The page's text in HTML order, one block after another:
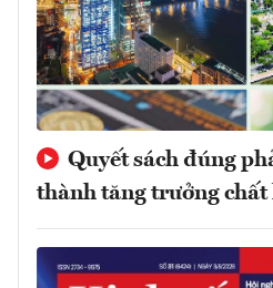
Quyết sách đúng
thành tăng trưởng chất